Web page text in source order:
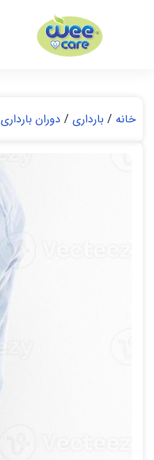
خانه / بارداری / دوران بارداری